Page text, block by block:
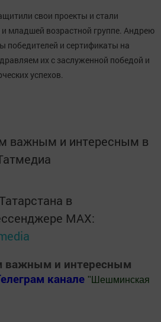
свои проекты и стали
младшей возрастной группе. Андрею
победителей и сертификаты на
их с заслуженной победой и
успехов.
важным и интересным в
в
MАХ:
важным и интересным
канале " Шешминская